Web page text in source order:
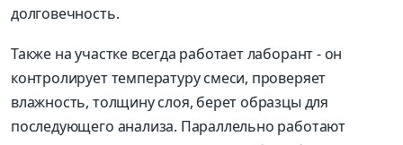
долговечность.
Также на участке всегда работает лаборант - он
контролирует температуру смеси, проверяет
влажность, толщину слоя, берет образцы для
последующего анализа. Параллельно работают